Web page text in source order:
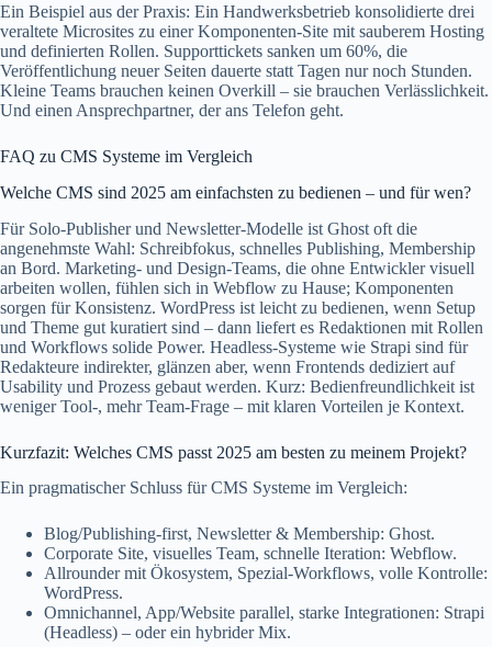
Ein Beispiel aus der Praxis: Ein Handwerksbetrieb konsolidierte drei
veraltete Microsites zu einer Komponenten‑Site mit sauberem Hosting
und definierten Rollen. Supporttickets sanken um 60%, die
Veröffentlichung neuer Seiten dauerte statt Tagen nur noch Stunden.
Kleine Teams brauchen keinen Overkill – sie brauchen Verlässlichkeit.
Und einen Ansprechpartner, der ans Telefon geht.
FAQ zu CMS Systeme im Vergleich
Welche CMS sind 2025 am einfachsten zu bedienen – und für wen?
Für Solo‑Publisher und Newsletter‑Modelle ist Ghost oft die
angenehmste Wahl: Schreibfokus, schnelles Publishing, Membership
an Bord. Marketing‑ und Design‑Teams, die ohne Entwickler visuell
arbeiten wollen, fühlen sich in Webflow zu Hause; Komponenten
sorgen für Konsistenz. WordPress ist leicht zu bedienen, wenn Setup
und Theme gut kuratiert sind – dann liefert es Redaktionen mit Rollen
und Workflows solide Power. Headless‑Systeme wie Strapi sind für
Redakteure indirekter, glänzen aber, wenn Frontends dediziert auf
Usability und Prozess gebaut werden. Kurz: Bedienfreundlichkeit ist
weniger Tool‑, mehr Team‑Frage – mit klaren Vorteilen je Kontext.
Kurzfazit: Welches CMS passt 2025 am besten zu meinem Projekt?
Ein pragmatischer Schluss für CMS Systeme im Vergleich:
Blog/Publishing-first, Newsletter & Membership: Ghost.
Corporate Site, visuelles Team, schnelle Iteration: Webflow.
Allrounder mit Ökosystem, Spezial-Workflows, volle Kontrolle:
WordPress.
Omnichannel, App/Website parallel, starke Integrationen: Strapi
(Headless) – oder ein hybrider Mix.